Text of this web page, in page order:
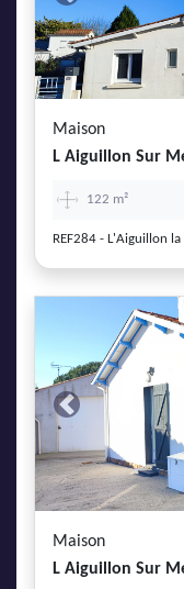
Previous
Maison
L Aiguillon Sur
122 m²
REF284 - L'Aiguillon
Previous
Maison
L Aiguillon Sur